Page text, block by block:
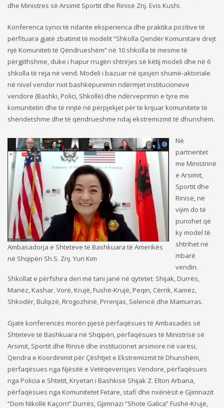
dhe Ministres së Arsimit Sportit dhe Rinisë Znj. Evis Kushi.
Konferenca synoi të ndante eksperienca dhe praktika pozitive të
përfituara gjatë zbatimit të modelit “Shkolla Qendër Komunitare drejt
një Komuniteti të Qëndrueshëm” në 10 shkolla të mesme të
përgjithshme, duke i hapur rrugën shtrirjes së këtij modeli dhe në 6
shkolla të reja në vend. Modeli i bazuar në qasjen shumë-aktoriale
në nivel vendor nxit bashkëpunimin ndërmjet institucioneve
vendore (Bashki, Polici, Shkollë) dhe ndërveprimin e tyre me
komunitetin dhe të rinjtë në përpjekjet për të krijuar komunitete të
shëndetshme dhe të qëndrueshme ndaj ekstremizmit të dhunshëm.
Ambasadorja e Shteteve të Bashkuara të Amerikës
në Shqipëri Sh.S. Znj. Yuri Kim
Në
partneritet
me Ministrinë
e Arsimit,
Sportit dhe
Rinisë, në
vijim do të
punohet që
ky model të
shtrihet në
mbarë
vendin.
Shkollat e përfshira deri më tani janë në qytetet: Shijak, Durrës,
Manëz, Kashar, Vorë, Krujë, Fushë-Krujë, Peqin, Cërrik, Kamëz,
Shkodër, Bulqizë, Rrogozhinë, Prrenjas, Selenicë dhe Mamurras.
Gjatë konferencës morën pjesë përfaqësues të Ambasadës së
Shteteve të Bashkuara në Shqipëri, përfaqësues të Ministrisë së
Arsimit, Sportit dhe Rinisë dhe institucionet arsimore në varësi,
Qendra e Koordinimit për Çështjet e Ekstremizmit të Dhunshëm,
përfaqësues nga Njësitë e Vetëqeverisjes Vendore, përfaqësues
nga Policia e Shtetit, Kryetari i Bashkisë Shijak Z. Elton Arbana,
përfaqësues nga Komunitetet Fetare, stafi dhe nxënësit e Gjimnazit
“Dom Nikollë Kaçorri” Durrës, Gjimnazi “Shote Galica” Fushë-Krujë,